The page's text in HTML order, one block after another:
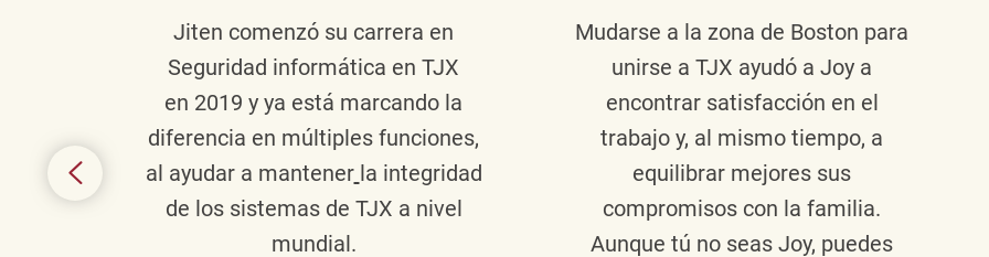
Jiten comenzó su carrera en
Seguridad informática en TJX
en 2019 y ya está marcando la
diferencia en múltiples funciones,
al ayudar a mantener la integridad
de los sistemas de TJX a nivel
mundial.
Mudarse a la zona de Boston para
unirse a TJX ayudó a Joy a
encontrar satisfacción en el
trabajo y, al mismo tiempo, a
equilibrar mejores sus
compromisos con la familia.
Aunque tú no seas Joy, puedes